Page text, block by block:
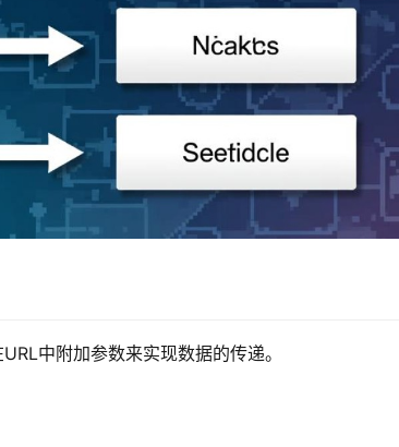
中附加参数来实现数据的传递。